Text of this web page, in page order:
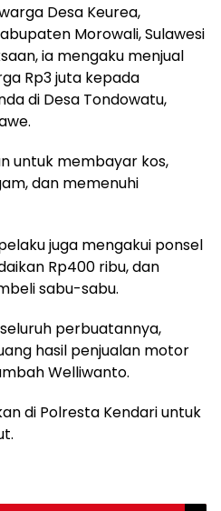
Desa Keurea,
Morowali, Sulawesi
ia mengaku menjual
Rp3 juta kepada
di Desa Tondowatu,
untuk membayar kos,
dan memenuhi
juga mengakui ponsel
Rp400 ribu, dan
sabu-sabu.
perbuatannya,
hasil penjualan motor
Welliwanto.
di Polresta Kendari untuk